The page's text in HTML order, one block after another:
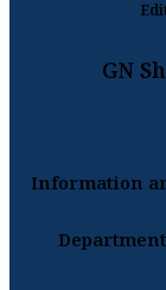
GN
Information
Department